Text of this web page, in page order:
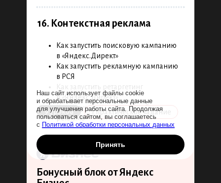
Как запустить поисковую кампанию
в «Яндекс.Директ»
Как запустить рекламную кампанию
в РСЯ
Как запустить ретаргетинг
в «Яндекс.Директ»
Как запустить кампанию в Гугл
рекламе
16. Контекстная реклама
9 уроков 1 практическое задание
Бонусный блок от Яндекс
Принять
Наш сайт использует файлы cookie
и обрабатывает персональные данные
для улучшения работы сайта. Продолжая
пользоваться сайтом, вы соглашаетесь
с Политикой обработки персональных данных